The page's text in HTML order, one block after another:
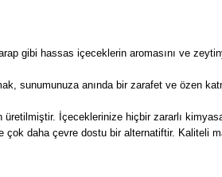
gibi hassas içeceklerin aromasını ve
sunumunuza anında bir zarafet ve özen
üretilmiştir. İçeceklerinize hiçbir zararlı
daha çevre dostu bir alternatiftir. Kaliteli